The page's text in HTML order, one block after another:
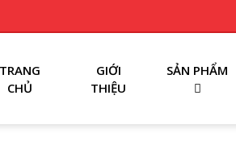
TRANG
CHỦ
GIỚI
THIỆU
SẢN PHẨM